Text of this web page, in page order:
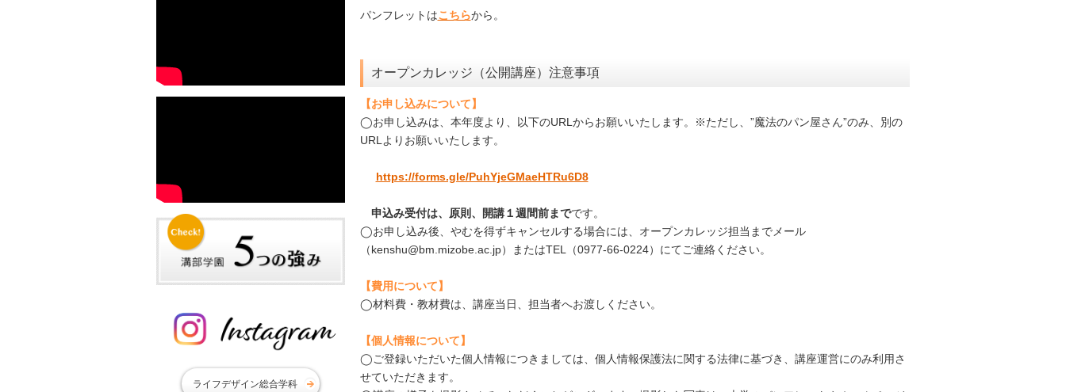
パンフレットはこちらから。
オープンカレッジ（公開講座）注意事項
【お申し込みについて】
◯お申し込みは、本年度より、以下のURLからお願いいたします。※ただし、”魔法のパン屋さん”のみ、別の
URLよりお願いいたします。
https://forms.gle/PuhYjeGMaeHTRu6D8
申込み受付は、原則、 開講１週間前までです。
◯お申し込み後、やむを得ずキャンセルする場合には、オープンカレッジ担当までメール
（kenshu@bm.mizobe.ac.jp）またはTEL（0977-66-0224）にてご連絡ください。
【費用について】
◯材料費・教材費は、講座当日、担当者へお渡しください。
【個人情報について】
◯ご登録いただいた個人情報につきましては、個人情報保護法に関する法律に基づき、講座運営にのみ利用さ
せていただきます。
ライフデザイン総合学科